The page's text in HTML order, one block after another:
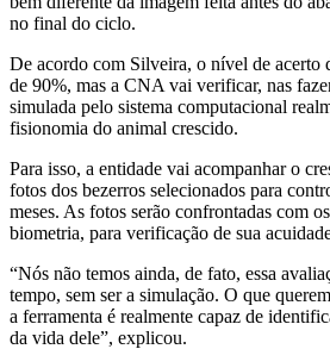
no final do ciclo.
De acordo com Silveira, o nível de acerto
de 90%, mas a CNA vai verificar, nas
simulada pelo sistema computacional
fisionomia do animal crescido.
Para isso, a entidade vai acompanhar o
fotos dos bezerros selecionados para
meses. As fotos serão confrontadas com
biometria, para verificação de sua
“Nós não temos ainda, de fato, essa
tempo, sem ser a simulação. O que
a ferramenta é realmente capaz de
da vida dele”, explicou.